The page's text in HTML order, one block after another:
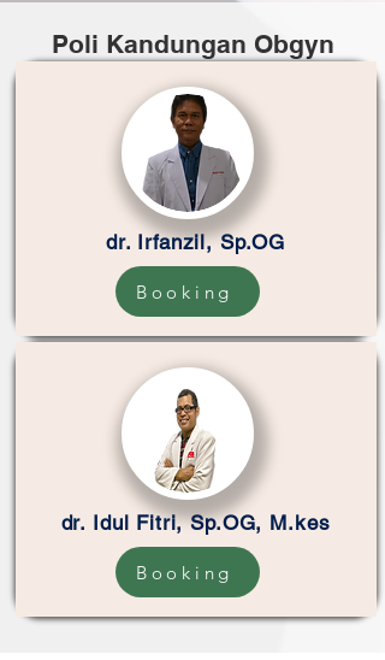
Poli Kandungan Obgyn
dr. Irfanzil, Sp.OG
Booking
dr. Idul Fitri, Sp.OG, M.kes
Booking